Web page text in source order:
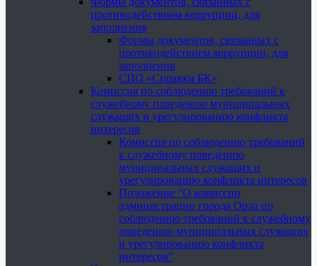
противодействием коррупции, для
заполнения
Формы документов, связанных с
противодействием коррупции, для
заполнения
СПО «Справки БК»
Комиссия по соблюдению требований к
служебному поведению муниципальных
служащих и урегулированию конфликта
интересов
Комиссия по соблюдению требований
к служебному поведению
муниципальных служащих и
урегулированию конфликта интересов
Положение "О комиссии
администрации города Орла по
соблюдению требований к служебному
поведению муниципальных служащих
и урегулированию конфликта
интересов"